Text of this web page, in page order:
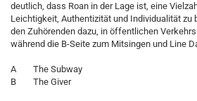
deutlich, dass Roan in der Lage ist, eine
Leichtigkeit, Authentizität und Individualität zu
den Zuhörenden dazu, in öffentlichen
während die B-Seite zum Mitsingen und Line
A The Subway
B The Giver